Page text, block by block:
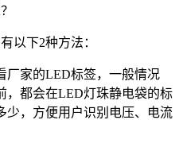
以下2种方法：
厂家的LED标签，一般情况
，都会在LED灯珠静电袋的标
少，方便用户识别电压、电流